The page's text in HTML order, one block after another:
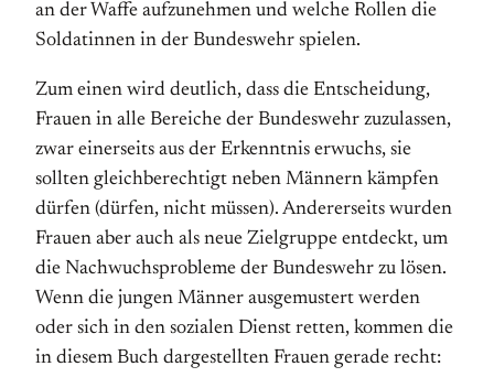
an der Waffe aufzunehmen und welche Rollen die
Soldatinnen in der Bundeswehr spielen.
Zum einen wird deutlich, dass die Entscheidung,
Frauen in alle Bereiche der Bundeswehr zuzulassen,
zwar einerseits aus der Erkenntnis erwuchs, sie
sollten gleichberechtigt neben Männern kämpfen
dürfen (dürfen, nicht müssen). Andererseits wurden
Frauen aber auch als neue Zielgruppe entdeckt, um
die Nachwuchsprobleme der Bundeswehr zu lösen.
Wenn die jungen Männer ausgemustert werden
oder sich in den sozialen Dienst retten, kommen die
in diesem Buch dargestellten Frauen gerade recht: